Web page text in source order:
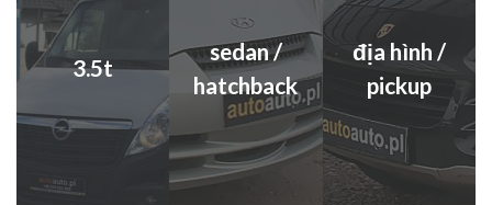
3.5t
sedan /
hatchback
địa hình /
pickup